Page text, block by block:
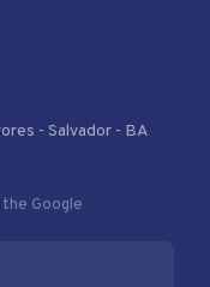
- Salvador - BA
Google